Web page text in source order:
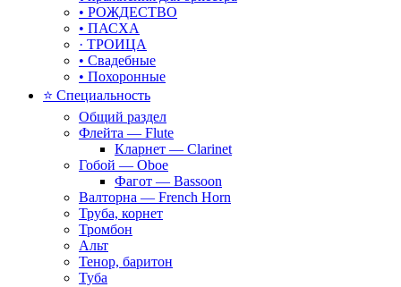
• РОЖДЕСТВО
• ПАСХА
· ТРОИЦА
• Свадебные
• Похоронные
⭐ Специальность
Общий раздел
Флейта — Flute
Кларнет — Clarinet
Гобой — Oboe
Фагот — Bassoon
Валторна — French Horn
Труба, корнет
Тромбон
Альт
Тенор, баритон
Туба